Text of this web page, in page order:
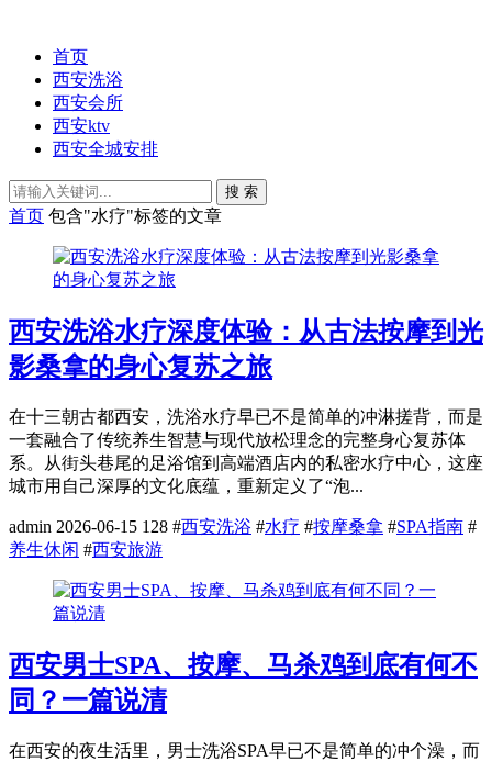
首页
西安洗浴
西安会所
西安ktv
西安全城安排
搜 索
首页 包含"水疗"标签的文章
西安洗浴水疗深度体验：从古法按摩到光
影桑拿的身心复苏之旅
在十三朝古都西安，洗浴水疗早已不是简单的冲淋搓背，而是
一套融合了传统养生智慧与现代放松理念的完整身心复苏体
系。从街头巷尾的足浴馆到高端酒店内的私密水疗中心，这座
城市用自己深厚的文化底蕴，重新定义了“泡...
admin 2026-06-15 128 #西安洗浴 #水疗 #按摩桑拿 #SPA指南 #
养生休闲 #西安旅游
西安男士SPA、按摩、马杀鸡到底有何不
同？一篇说清
在西安的夜生活里，男士洗浴SPA早已不是简单的冲个澡，而